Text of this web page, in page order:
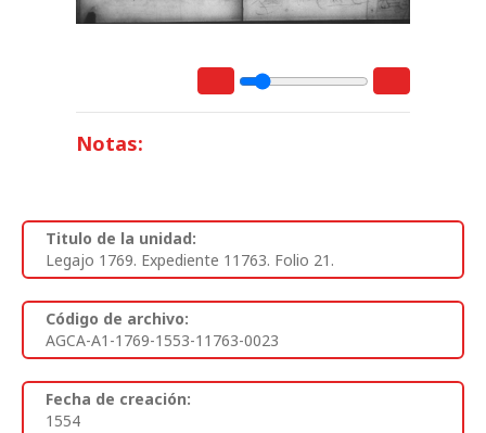
Notas:
Titulo de la unidad:
Legajo 1769. Expediente 11763. Folio 21.
Código de archivo:
AGCA-A1-1769-1553-11763-0023
Fecha de creación:
1554